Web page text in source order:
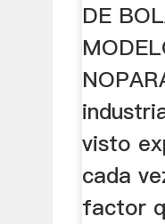
DE
visto
cada
factor